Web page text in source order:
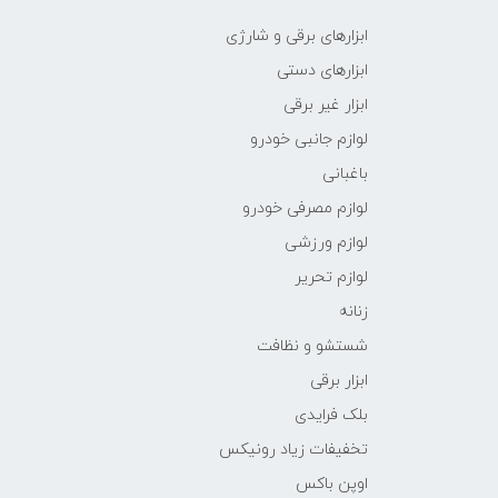
ابزارهای برقی و شارژی
ابزارهای دستی
ابزار غیر برقی
لوازم جانبی خودرو
باغبانی
لوازم مصرفی خودرو
لوازم ورزشی
لوازم تحریر
زنانه
شستشو و نظافت
ابزار برقی
بلک فرایدی
تخفیفات زیاد رونیکس
اوپن باکس